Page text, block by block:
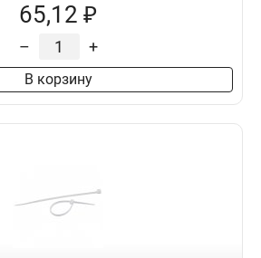
65,12 ₽
– +
В корзину